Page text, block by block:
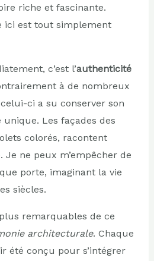
riche et fascinante.
ici est tout simplement
c’est l’authenticité
à de nombreux
ci a su conserver son
Les façades des
colorés, racontent
ne peux m’empêcher de
porte, imaginant la vie
siècles.
remarquables de ce
architecturale. Chaque
été conçu pour s’intégrer